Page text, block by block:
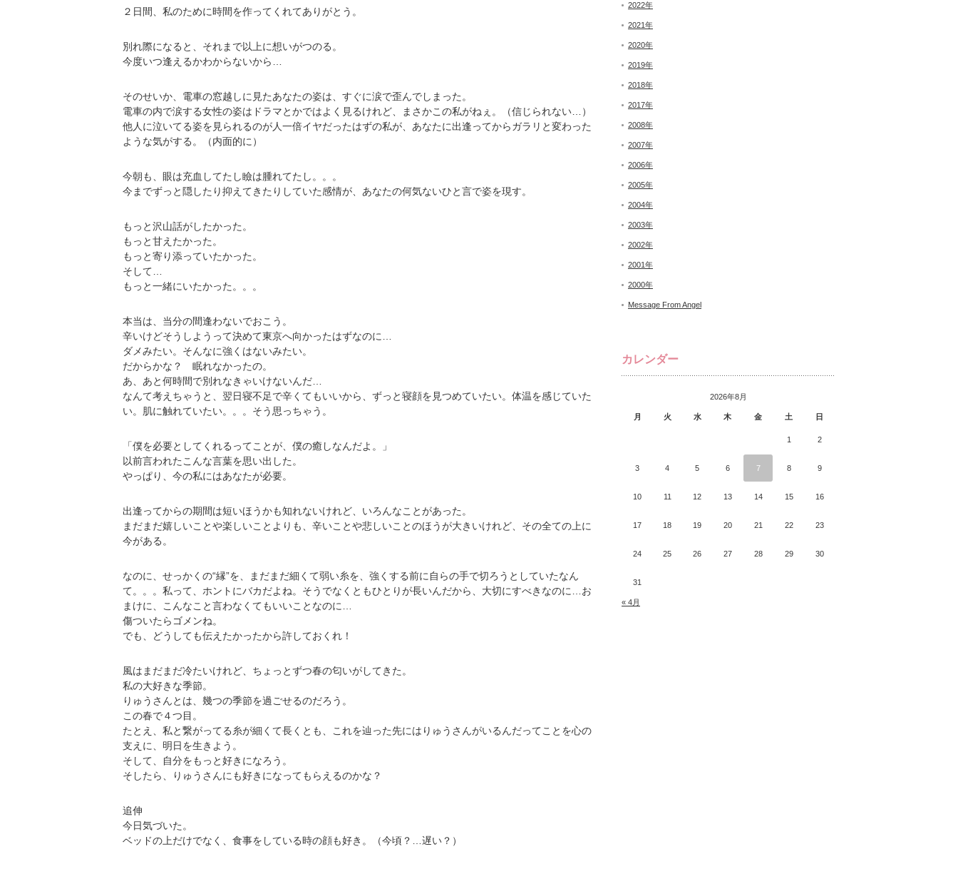
２日間、私のために時間を作ってくれてありがとう。
別れ際になると、それまで以上に想いがつのる。
今度いつ逢えるかわからないから…
そのせいか、電車の窓越しに見たあなたの姿は、すぐに涙で歪んでしまった。
電車の内で涙する女性の姿はドラマとかではよく見るけれど、まさかこの私がねぇ。（信じられない…）
他人に泣いてる姿を見られるのが人一倍イヤだったはずの私が、あなたに出逢ってからガラリと変わった
ような気がする。（内面的に）
今朝も、眼は充血してたし瞼は腫れてたし。。。
今までずっと隠したり抑えてきたりしていた感情が、あなたの何気ないひと言で姿を現す。
もっと沢山話がしたかった。
もっと甘えたかった。
もっと寄り添っていたかった。
そして…
もっと一緒にいたかった。。。
本当は、当分の間逢わないでおこう。
辛いけどそうしようって決めて東京へ向かったはずなのに…
ダメみたい。そんなに強くはないみたい。
だからかな？ 眠れなかったの。
あ、あと何時間で別れなきゃいけないんだ…
なんて考えちゃうと、翌日寝不足で辛くてもいいから、ずっと寝顔を見つめていたい。体温を感じていた
い。肌に触れていたい。。。そう思っちゃう。
「僕を必要としてくれるってことが、僕の癒しなんだよ。」
以前言われたこんな言葉を思い出した。
やっぱり、今の私にはあなたが必要。
出逢ってからの期間は短いほうかも知れないけれど、いろんなことがあった。
まだまだ嬉しいことや楽しいことよりも、辛いことや悲しいことのほうが大きいけれど、その全ての上に
今がある。
なのに、せっかくの“縁”を、まだまだ細くて弱い糸を、強くする前に自らの手で切ろうとしていたなん
て。。。私って、ホントにバカだよね。そうでなくともひとりが長いんだから、大切にすべきなのに…お
まけに、こんなこと言わなくてもいいことなのに…
傷ついたらゴメンね。
でも、どうしても伝えたかったから許しておくれ！
風はまだまだ冷たいけれど、ちょっとずつ春の匂いがしてきた。
私の大好きな季節。
りゅうさんとは、幾つの季節を過ごせるのだろう。
この春で４つ目。
たとえ、私と繋がってる糸が細くて長くとも、これを辿った先にはりゅうさんがいるんだってことを心の
支えに、明日を生きよう。
そして、自分をもっと好きになろう。
そしたら、りゅうさんにも好きになってもらえるのかな？
追伸
今日気づいた。
ベッドの上だけでなく、食事をしている時の顔も好き。（今頃？…遅い？）
2022年
2021年
2020年
2019年
2018年
2017年
2008年
2007年
2006年
2005年
2004年
2003年
2002年
2001年
2000年
Message From Angel
カレンダー
2026年8月
月 火 水 木 金 土 日
1 2
3 4 5 6 7 8 9
10 11 12 13 14 15 16
17 18 19 20 21 22 23
24 25 26 27 28 29 30
31
« 4月